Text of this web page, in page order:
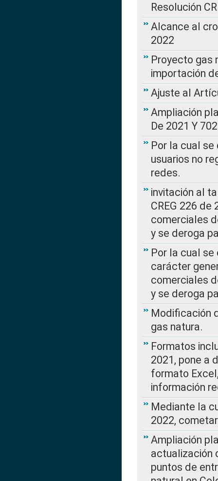
Resolución
Alcance al
2022
Proyecto gas
importación
Ajuste al
Ampliación
De 2021 Y
Por la cual
usuarios no
redes.
invitación al
CREG 226
comerciales
y se deroga
Por la cual
carácter
comerciales
y se deroga
Modificación
gas natura.
Formatos
2021, pone a
formato
información
Mediante la
2022,
Ampliación
actualización
puntos de